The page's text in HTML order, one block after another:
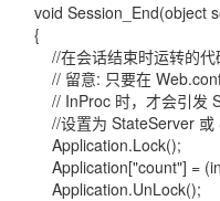
void Session_End(object
{
//在会话结束时运转的代
// 留意: 只要在
// InProc 时，才会引发
//设置为 StateServer 或
Application.Lock();
Application["count"] =
Application.UnLock();